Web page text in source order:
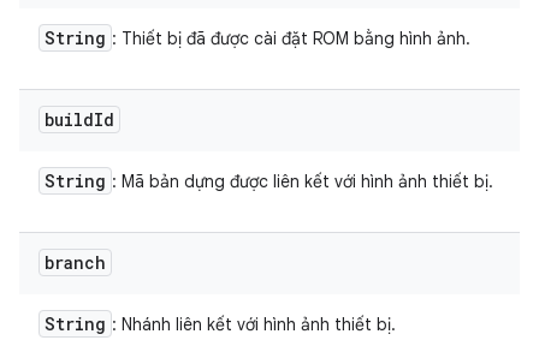
String : Thiết bị đã được cài đặt ROM bằng hình ảnh.
buildId
String : Mã bản dựng được liên kết với hình ảnh thiết bị.
branch
String : Nhánh liên kết với hình ảnh thiết bị.